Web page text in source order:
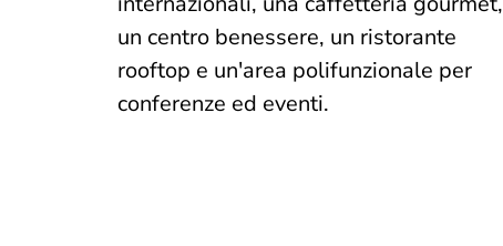
un centro benessere, un ristorante
rooftop e un'area polifunzionale per
conferenze ed eventi.